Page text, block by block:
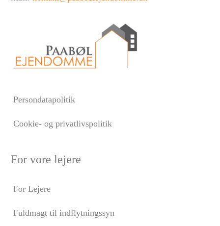
Persondatapolitik
Cookie- og privatlivspolitik
For vore lejere
For Lejere
Fuldmagt til indflytningssyn